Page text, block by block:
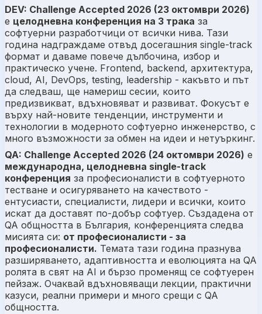
DEV: Challenge Accepted 2026 (23 октомври 2026)
е целодневна конференция на 3 трака за
софтуерни разработчици от всички нива. Тази
година надграждаме отвъд досегашния single-track
формат и даваме повече дълбочина, избор и
практическо учене. Frontend, backend, архитектура,
cloud, AI, DevOps, testing, leadership - какъвто и път
да следваш, ще намериш сесии, които
предизвикват, вдъхновяват и развиват. Фокусът е
върху най-новите тенденции, инструменти и
технологии в модерното софтуерно инженерство, с
много възможности за обмен на идеи и нетуъркинг.
QA: Challenge Accepted 2026 (24 октомври 2026) е
международна, целодневна single-track
конференция за професионалисти в софтуерното
тестване и осигуряването на качеството -
ентусиасти, специалисти, лидери и всички, които
искат да доставят по-добър софтуер. Създадена от
QA общността в България, конференцията следва
мисията си: от професионалисти - за
професионалисти. Темата тази година празнува
разширяването, адаптивността и еволюцията на QA
ролята в свят на AI и бързо променящ се софтуерен
пейзаж. Очаквай вдъхновяващи лекции, практични
казуси, реални примери и много срещи с QA
общността.